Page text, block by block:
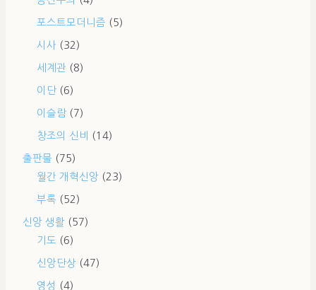
포스트모더니즘 (5)
시사 (32)
세계관 (8)
이단 (6)
이슬람 (7)
창조의 신비 (14)
출판물 (75)
월간 개혁신앙 (23)
부록 (52)
신앙 생활 (57)
기도 (6)
신앙단상 (47)
영성 (4)